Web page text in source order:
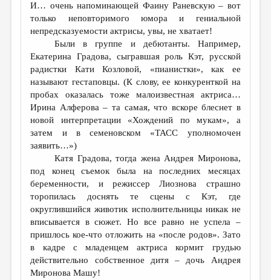
И… очень напоминающей Фаину Раневскую – вот
только неповторимого юмора и гениальной
непредсказуемости актрисы, увы, не хватает!
Были в группе и дебютанты. Например,
Екатерина Градова, сыгравшая роль Кэт, русской
радистки Кати Козловой, «пианистки», как ее
называют гестаповцы. (К слову, ее конкуренткой на
пробах оказалась тоже малоизвестная актриса…
Ирина Алферова – та самая, что вскоре блеснет в
новой интерпретации «Хождений по мукам», а
затем и в семеновском «ТАСС уполномочен
заявить…»)
Катя Градова, тогда жена Андрея Миронова,
под конец съемок была на последних месяцах
беременности, и режиссер Лиознова страшно
торопилась доснять те сцены с Кэт, где
округлившийся животик исполнительницы никак не
вписывается в сюжет. Но все равно не успела –
пришлось кое-что отложить на «после родов». Зато
в кадре с младенцем актриса кормит грудью
действительно собственное дитя – дочь Андрея
Миронова Машу!